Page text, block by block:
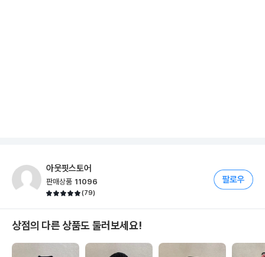
아웃핏스토어
판매상품 11096
(79)
상점의 다른 상품도 둘러보세요!